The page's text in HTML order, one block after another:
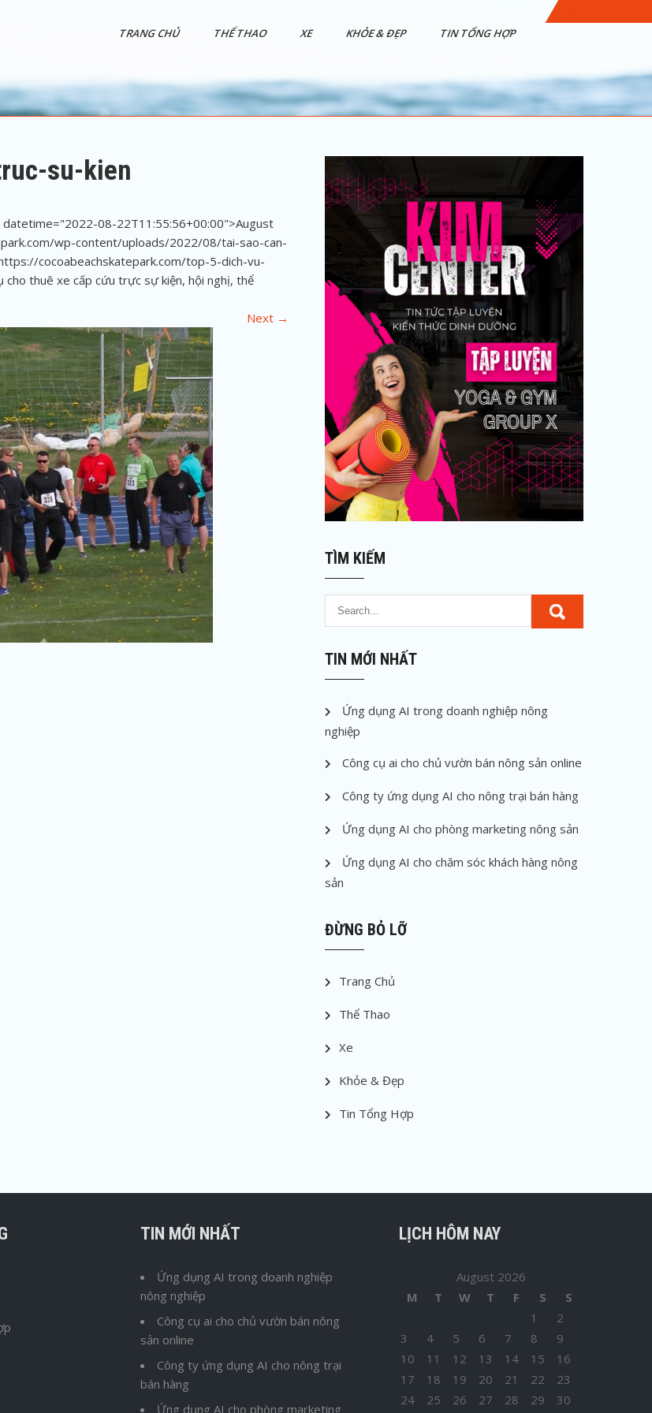
TRANG CHỦ THỂ THAO XE KHỎE & ĐẸP TIN TỔNG HỢP
su-kien
08-22T11:55:56+00:00">August
wp-content/uploads/2022/08/tai-sao-can-
cocoabeachskatepark.com/top-5-dich-vu-
thuê xe cấp cứu trực sự kiện, hội nghị, thể
Next →
TÌM KIẾM
TIN MỚI NHẤT
Ứng dụng AI trong doanh nghiệp nông
nghiệp
Công cụ ai cho chủ vườn bán nông sản online
Công ty ứng dụng AI cho nông trại bán hàng
Ứng dụng AI cho phòng marketing nông sản
Ứng dụng AI cho chăm sóc khách hàng nông
sản
ĐỪNG BỎ LỠ
Trang Chủ
Thể Thao
Xe
Khỏe & Đẹp
Tin Tổng Hợp
TIN MỚI NHẤT
Ứng dụng AI trong doanh nghiệp
nông nghiệp
Công cụ ai cho chủ vườn bán nông
sản online
Công ty ứng dụng AI cho nông trại
bán hàng
Ứng dụng AI cho phòng marketing
LỊCH HÔM NAY
August 2026
M
T W T F S
S
1
2
3
4 5 6 7 8
9
10
11 12 13 14 15
16
17
18 19 20 21 22
23
24
25 26 27 28 29
30